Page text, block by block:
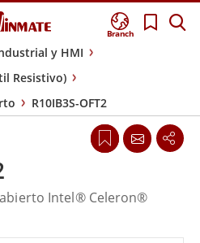
Branch
y HMI
Resistivo)
R10IB3S-OFT2
Intel® Celeron®